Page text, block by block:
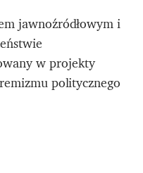
jawnoźródłowym i
w projekty
politycznego